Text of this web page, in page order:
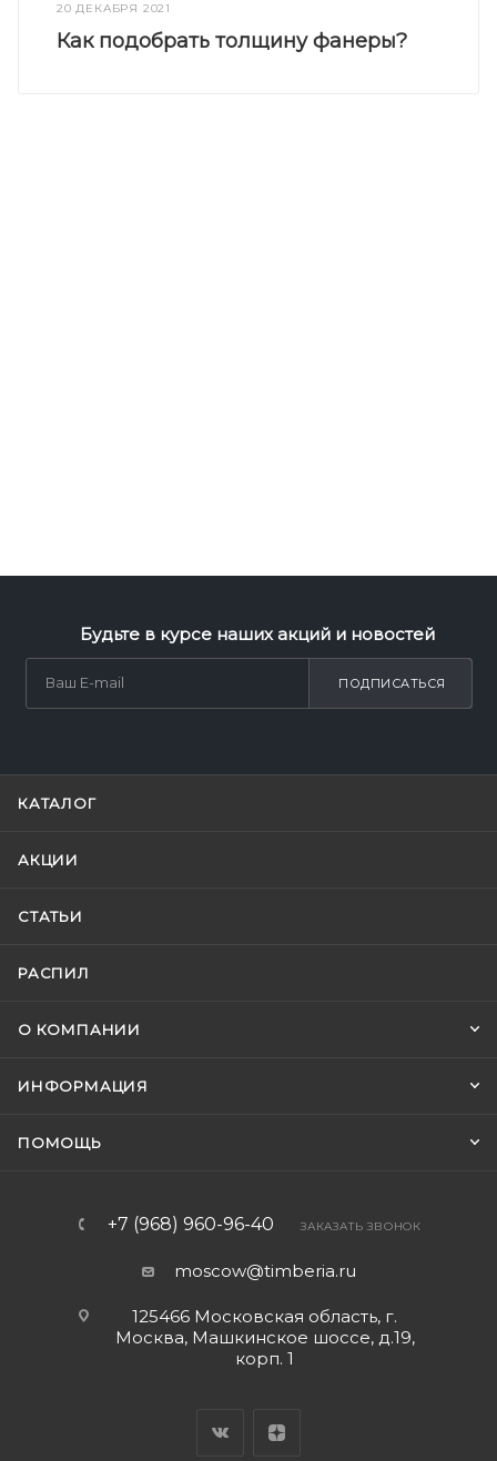
20 ДЕКАБРЯ 2021
Как подобрать толщину фанеры?
Будьте в курсе наших акций и новостей
ПОДПИСАТЬСЯ
КАТАЛОГ
АКЦИИ
СТАТЬИ
РАСПИЛ
О КОМПАНИИ
ИНФОРМАЦИЯ
ПОМОЩЬ
+7 (968) 960-96-40 ЗАКАЗАТЬ ЗВОНОК
moscow@timberia.ru
125466 Московская область, г.
Москва, Машкинское шоссе, д.19,
корп. 1